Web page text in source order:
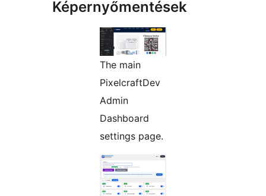
Képernyőmentések
The main
PixelcraftDev
Admin
Dashboard
settings page.